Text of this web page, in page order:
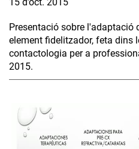
Presentació sobre l'adaptació
element fidelitzador, feta dins
contactologia per a
2015.